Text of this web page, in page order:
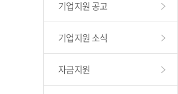
기업지원 공고
기업지원 소식
자금지원